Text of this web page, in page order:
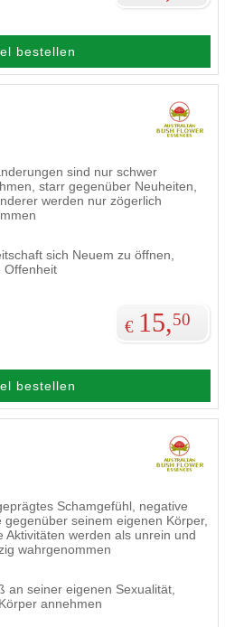
bestellen
sind nur schwer
starr gegenüber Neuheiten,
werden nur zögerlich
sich Neuem zu öffnen,
Offenheit
€ 15,50
bestellen
Schamgefühl, negative
gegenüber seinem eigenen Körper,
Aktivitäten werden als unrein und
wahrgenommen
an seiner eigenen Sexualität,
annehmen